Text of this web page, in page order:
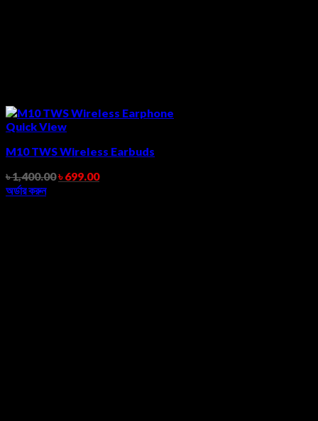
Quick View
M10 TWS Wireless Earbuds
৳1,400.00৳699.00
অর্ডার করুন